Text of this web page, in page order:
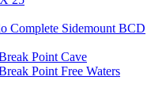
Complete Sidemount BCD
Point Cave
Point Free Waters